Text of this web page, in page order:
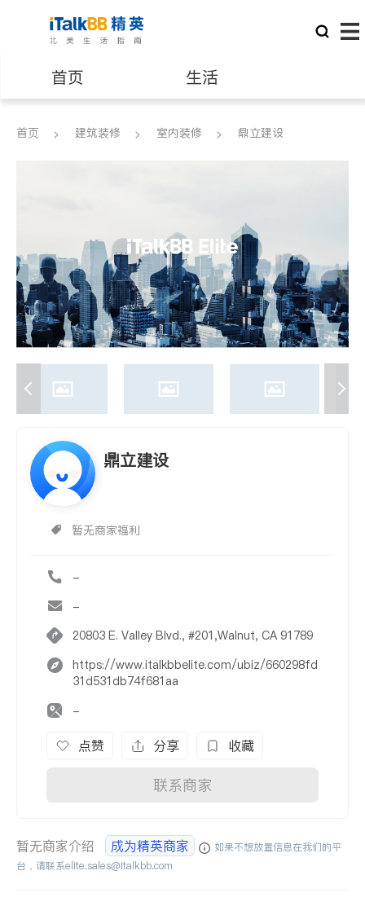
首页 生活
医生 律师
养老 非盈利组织
首页 建筑装修 室内装修 鼎立建设
鼎立建设
暂无商家福利
-
-
20803 E. Valley Blvd., #201,Walnut, CA 91789
https://www.italkbbelite.com/ubiz/660298fd
31d531db74f681aa
-
点赞 分享 收藏
联系商家
暂无商家介绍 成为精英商家
如果不想放置信息在我们的平
台，请联系elite.sales@italkbb.com